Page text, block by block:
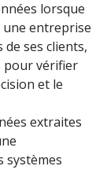
lorsque
une entreprise
ses clients,
pour vérifier
et le
extraites
systèmes